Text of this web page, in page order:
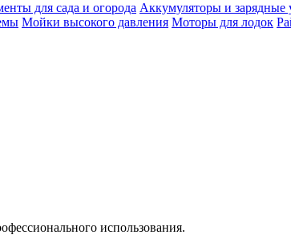
для сада и огорода Аккумуляторы и зарядные
Мойки высокого давления Моторы для лодок
использования.